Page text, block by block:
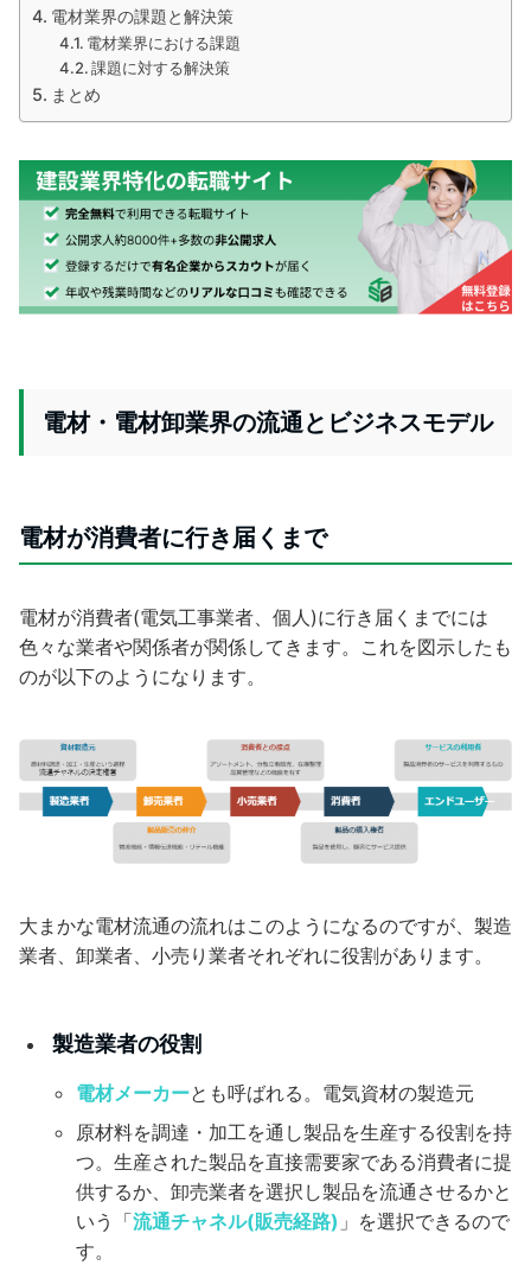
電材業界の課題と解決策
電材業界における課題
課題に対する解決策
まとめ
電材・電材卸業界の流通とビジネスモデル
電材が消費者に行き届くまで
電材が消費者(電気工事業者、個人)に行き届くまでには
色々な業者や関係者が関係してきます。これを図示したも
のが以下のようになります。
大まかな電材流通の流れはこのようになるのですが、製造
業者、卸業者、小売り業者それぞれに役割があります。
製造業者の役割
電材メーカーとも呼ばれる。電気資材の製造元
原材料を調達・加工を通し製品を生産する役割を持
つ。生産された製品を直接需要家である消費者に提
供するか、卸売業者を選択し製品を流通させるかと
いう「流通チャネル(販売経路) 」を選択できるので
す。